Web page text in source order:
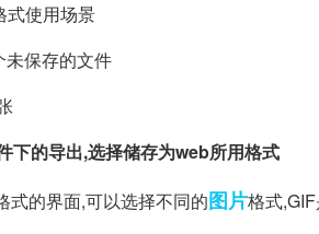
式使用场景
保存的文件
下的导出,选择储存为web所用格式
式的界面,可以选择不同的图片格式